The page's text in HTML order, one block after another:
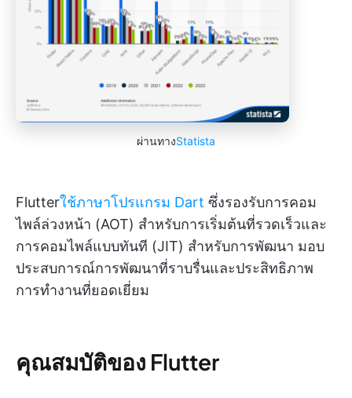
ผ่านทางStatista
Flutterใช้ภาษาโปรแกรม Dart ซึ่งรองรับการคอม
ไพล์ล่วงหน้า (AOT) สำหรับการเริ่มต้นที่รวดเร็วและ
การคอมไพล์แบบทันที (JIT) สำหรับการพัฒนา มอบ
ประสบการณ์การพัฒนาที่ราบรื่นและประสิทธิภาพ
การทำงานที่ยอดเยี่ยม
คุณสมบัติของ Flutter